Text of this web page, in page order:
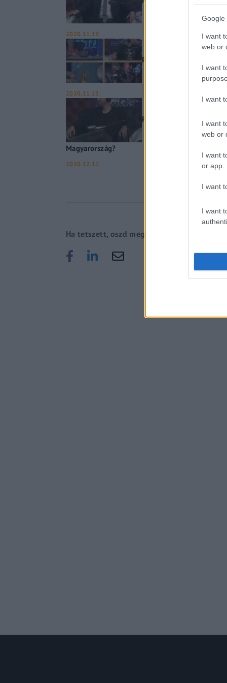
Google
I want
web or
I want
I want
I want
web or
I want
or app.
I want
I want
2020.11.19.
Politikai Hobbista az
2020.11.23.
Politikai Hobbista
Magyarország?
2020.12.11.
Ha tetszett, oszd meg!